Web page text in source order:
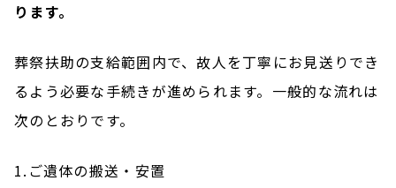
ります。
葬祭扶助の支給範囲内で、故人を丁寧にお見送りでき
るよう必要な手続きが進められます。一般的な流れは
次のとおりです。
1.ご遺体の搬送・安置